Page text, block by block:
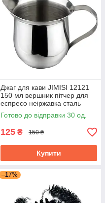
Джаг для кави JIMISI 12121
150 мл вершник пітчер для
еспресо неіржавка сталь
Готово до відправки 30 од.
125 ₴ 150 ₴
Купити
–17%